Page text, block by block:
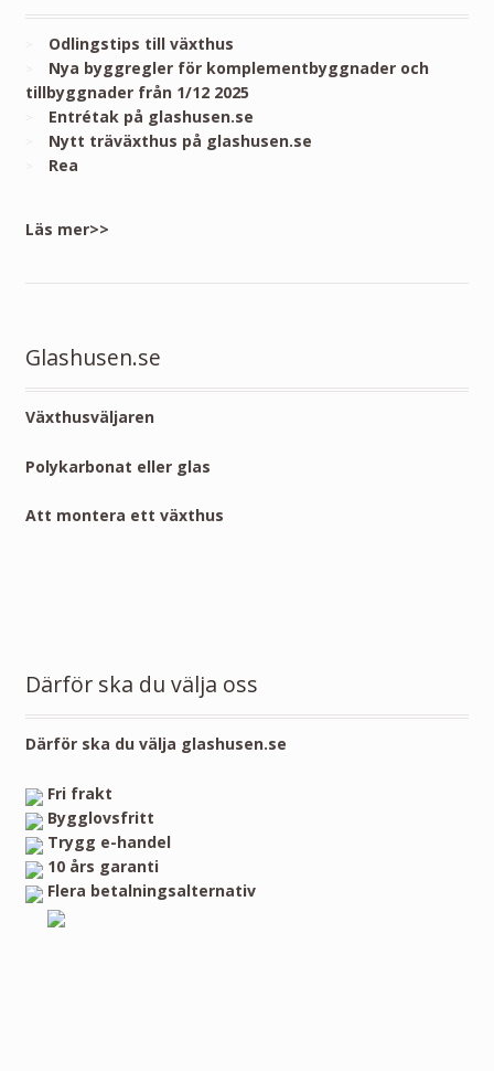
Odlingstips till växthus
Nya byggregler för komplementbyggnader och
tillbyggnader från 1/12 2025
Entrétak på glashusen.se
Nytt träväxthus på glashusen.se
Rea
Läs mer>>
Glashusen.se
Växthusväljaren
Polykarbonat eller glas
Att montera ett växthus
Därför ska du välja oss
Därför ska du välja glashusen.se
Fri frakt
Bygglovsfritt
Trygg e-handel
10 års garanti
Flera betalningsalternativ